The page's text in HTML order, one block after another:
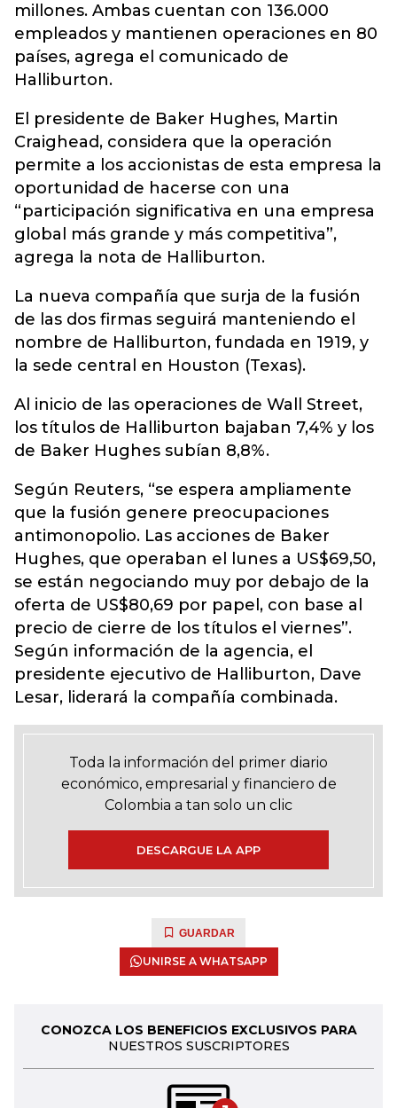
millones. Ambas cuentan con 136.000
empleados y mantienen operaciones en 80
países, agrega el comunicado de
Halliburton.
El presidente de Baker Hughes, Martin
Craighead, considera que la operación
permite a los accionistas de esta empresa la
oportunidad de hacerse con una
“participación significativa en una empresa
global más grande y más competitiva”,
agrega la nota de Halliburton.
La nueva compañía que surja de la fusión
de las dos firmas seguirá manteniendo el
nombre de Halliburton, fundada en 1919, y
la sede central en Houston (Texas).
Al inicio de las operaciones de Wall Street,
los títulos de Halliburton bajaban 7,4% y los
de Baker Hughes subían 8,8%.
Según Reuters, “se espera ampliamente
que la fusión genere preocupaciones
antimonopolio. Las acciones de Baker
Hughes, que operaban el lunes a US$69,50,
se están negociando muy por debajo de la
oferta de US$80,69 por papel, con base al
precio de cierre de los títulos el viernes”.
Según información de la agencia, el
presidente ejecutivo de Halliburton, Dave
Lesar, liderará la compañía combinada.
Toda la información del primer diario
económico, empresarial y financiero de
Colombia a tan solo un clic
DESCARGUE LA APP
GUARDAR
UNIRSE A WHATSAPP
CONOZCA LOS BENEFICIOS EXCLUSIVOS PARA
NUESTROS SUSCRIPTORES